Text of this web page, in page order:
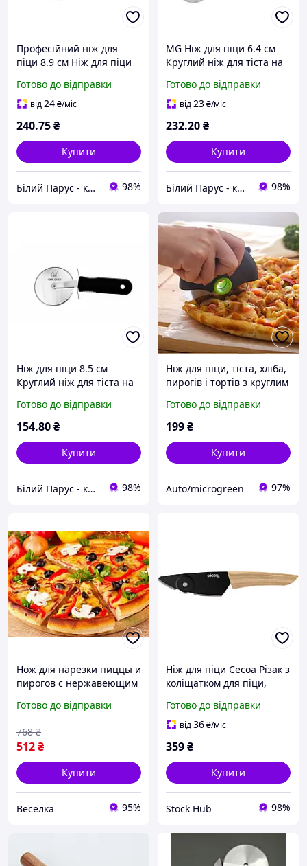
Професійний ніж для
піци 8.9 см Ніж для піци
піци Ніж для піци Ніж для
піци нержавіючий
Готово до відправки
від24₴/міс
240.75₴
Купити
Білий Парус - комплексне обслуговування в сегменті HoReCa та B2B 98%
MG Ніж для піци 6.4 см
Круглий ніж для тіста на
нержавіючий Круглий
ніж для піци
Готово до відправки
від23₴/міс
232.20₴
Купити
Білий Парус - комплексне обслуговування в сегменті HoReCa та B2B 98%
Ніж для піци 8.5 см
Круглий ніж для тіста на
нержавіючий Круглий
ніж для піци
Готово до відправки
154.80₴
Купити
Білий Парус - комплексне обслуговування в сегменті HoReCa та B2B 98%
Ніж для піци, тіста, хліба,
пирогів і тортів з круглим
сталі
Готово до відправки
199₴
Купити
Auto/microgreen 97%
Нож для нарезки пиццы и
пирогов с нержавеющим
эргономичной ручкой
Готово до відправки
512₴
768 ₴
Купити
Веселка 95%
Ніж для піци Cecoa Різак з
коліщатком для піци,
нарізування піци
Готово до відправки
від36₴/міс
359₴
Купити
Stock Hub 98%